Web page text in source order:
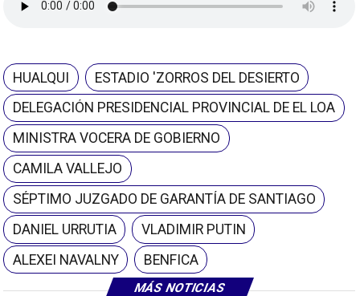
MÁS NOTICIAS
HUALQUI
ESTADIO 'ZORROS DEL DESIERTO
DELEGACIÓN PRESIDENCIAL PROVINCIAL DE EL LOA
MINISTRA VOCERA DE GOBIERNO
CAMILA VALLEJO
SÉPTIMO JUZGADO DE GARANTÍA DE SANTIAGO
DANIEL URRUTIA
VLADIMIR PUTIN
ALEXEI NAVALNY
BENFICA